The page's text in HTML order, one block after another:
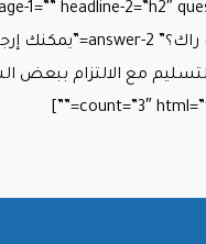
count=”3″